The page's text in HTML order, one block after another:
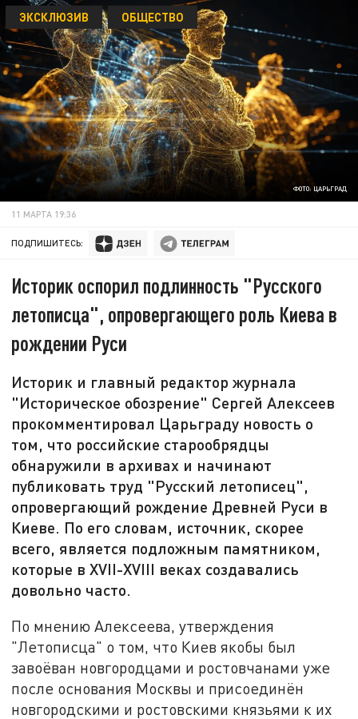
ФОТО: ЦАРЬГРАД
ЭКСКЛЮЗИВ ОБЩЕСТВО
11 МАРТА 19:36
ПОДПИШИТЕСЬ:
Историк оспорил подлинность "Русского
летописца", опровергающего роль Киева в
рождении Руси
Историк и главный редактор журнала
"Историческое обозрение" Сергей Алексеев
прокомментировал Царьграду новость о
том, что российские старообрядцы
обнаружили в архивах и начинают
публиковать труд "Русский летописец",
опровергающий рождение Древней Руси в
Киеве. По его словам, источник, скорее
всего, является подложным памятником,
которые в XVII-XVIII веках создавались
довольно часто.
По мнению Алексеева, утверждения
"Летописца" о том, что Киев якобы был
завоёван новгородцами и ростовчанами уже
после основания Москвы и присоединён
новгородскими и ростовскими князьями к их